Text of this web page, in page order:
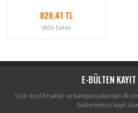
828,41 TL
(KDV Dahil)
E-BÜLTEN KAYIT
Size özel fırsatlar ve kampanyalardan ilk
bültenimize kayıt